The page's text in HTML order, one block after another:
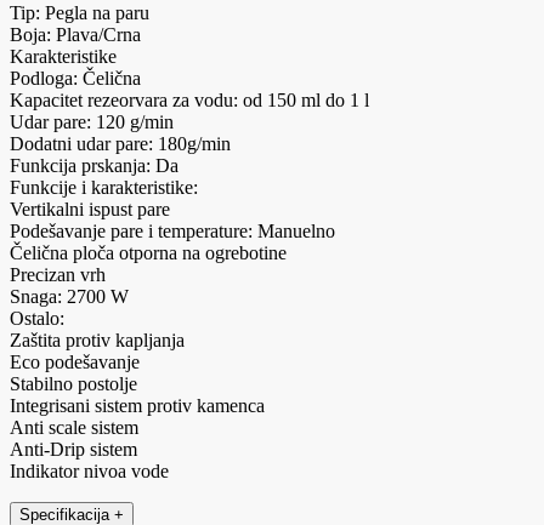
Tip: Pegla na paru
Boja: Plava/Crna
Karakteristike
Podloga: Čelična
Kapacitet rezeorvara za vodu: od 150 ml do 1 l
Udar pare: 120 g/min
Dodatni udar pare: 180g/min
Funkcija prskanja: Da
Funkcije i karakteristike:
Vertikalni ispust pare
Podešavanje pare i temperature: Manuelno
Čelična ploča otporna na ogrebotine
Precizan vrh
Snaga: 2700 W
Ostalo:
Zaštita protiv kapljanja
Eco podešavanje
Stabilno postolje
Integrisani sistem protiv kamenca
Anti scale sistem
Anti-Drip sistem
Indikator nivoa vode
Specifikacija +